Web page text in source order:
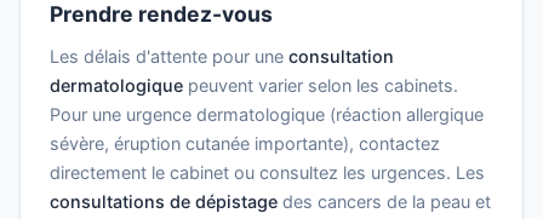
Prendre rendez-vous
Les délais d'attente pour une consultation
dermatologique peuvent varier selon les cabinets.
Pour une urgence dermatologique (réaction allergique
sévère, éruption cutanée importante), contactez
directement le cabinet ou consultez les urgences. Les
consultations de dépistage des cancers de la peau et